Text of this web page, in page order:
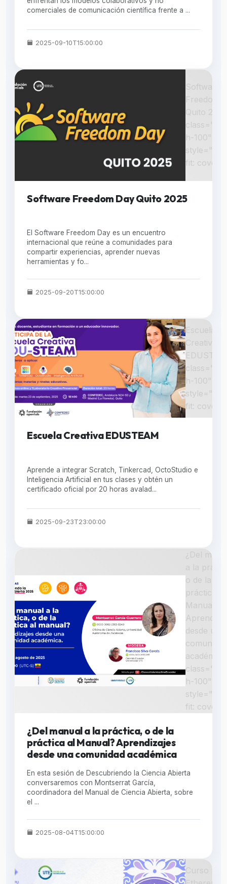
comerciales de comunicación científica frente a ...
2025-09-10T15:00:00
Quito
class="w-
h-100"
fit:
Software Freedom Day Quito 2025
El Software Freedom Day es un encuentro
internacional que reúne a comunidades para
compartir experiencias, aprender nuevas
herramientas y fo...
2025-09-20T15:00:00
Escuela
Creativa
class="w-
h-100"
fit:
Escuela Creativa EDUSTEAM
Aprende a integrar Scratch, Tinkercad, OctoStudio e
Inteligencia Artificial en tus clases y obtén un
certificado oficial por 20 horas avalad...
2025-09-23T23:00:00
¿Del
Manual?
desde una
comunidad
class="w-
h-100"
fit:
¿Del manual a la práctica, o de la
práctica al Manual? Aprendizajes
desde una comunidad académica
En esta sesión de Descubriendo la Ciencia Abierta
conversaremos con Montserrat García,
coordinadora del Manual de Ciencia Abierta, sobre
el ...
2025-08-04T15:00:00
Curso